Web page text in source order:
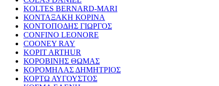
KOLTES BERNARD-MARI
ΚΟΝΤΑΞΑΚΗ ΚΟΡΙΝΑ
ΚΟΝΤΟΠΟΔΗΣ ΓΙΩΡΓΟΣ
CONFINO LEONORE
COONEY RAY
KOPIT ARTHUR
ΚΟΡΟΒΙΝΗΣ ΘΩΜΑΣ
ΚΟΡΟΜΗΛΑΣ ΔΗΜΗΤΡΙΟΣ
ΚΟΡΤΩ ΑΥΓΟΥΣΤΟΣ